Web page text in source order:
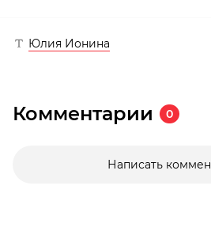
Юлия Ионина
Комментарии 0
Написать